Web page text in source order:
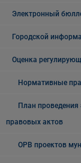
Электронный
Городской
Оценка
Нормативные
План
правовых актов
ОРВ проектов